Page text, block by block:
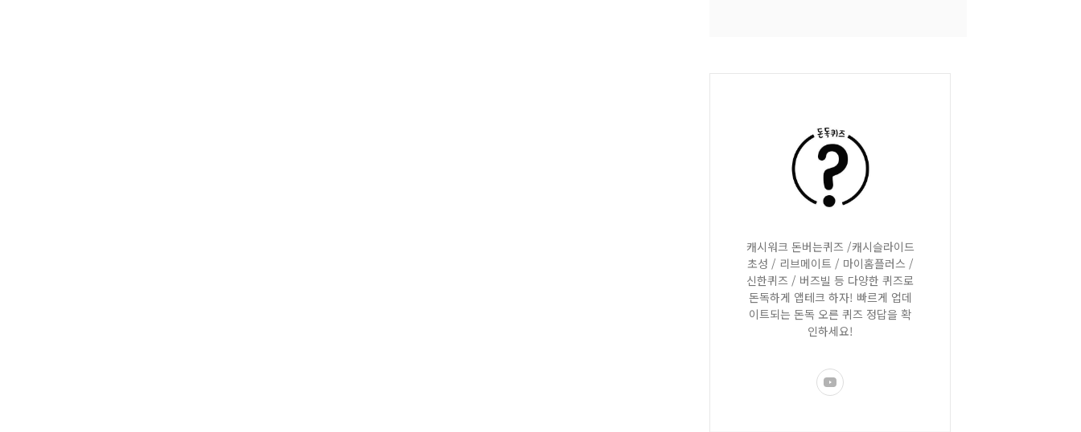
캐시워크 돈버는퀴즈 /캐시슬라이드
초성 / 리브메이트 / 마이홈플러스 /
신한퀴즈 / 버즈빌 등 다양한 퀴즈로
돈독하게 앱테크 하자! 빠르게 업데
이트되는 돈독 오른 퀴즈 정답을 확
인하세요!